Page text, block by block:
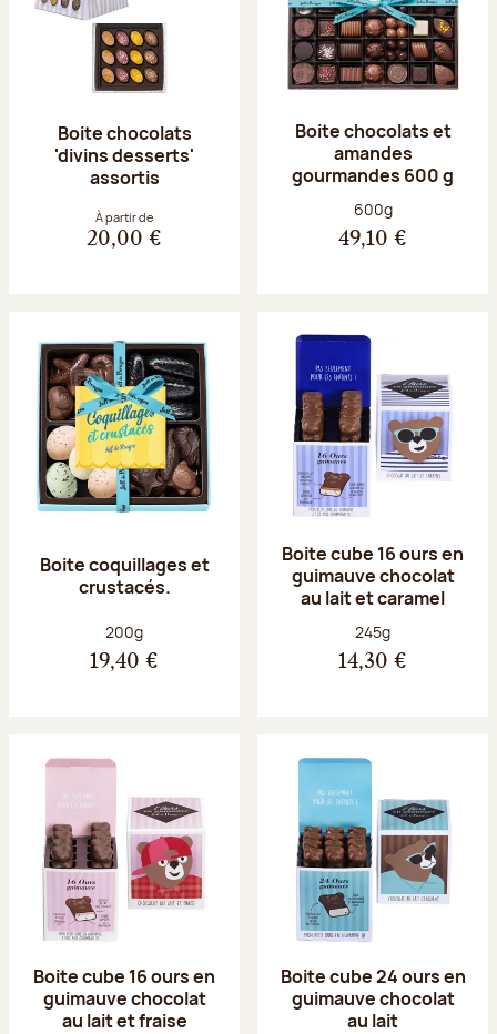
Boite chocolats
'divins desserts'
assortis
À partir de
20,00 €
Boite chocolats et
amandes
gourmandes 600 g
Poids net :
600g
49,10 €
Boite coquillages et
crustacés.
Poids net :
200g
19,40 €
Boite cube 16 ours en
guimauve chocolat
au lait et caramel
Poids net :
245g
14,30 €
Boite cube 16 ours en
guimauve chocolat
au lait et fraise
Boite cube 24 ours en
guimauve chocolat
au lait